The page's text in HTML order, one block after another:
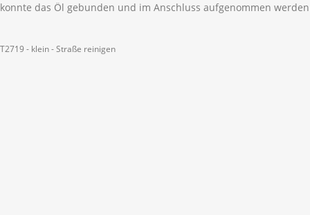
konnte das Öl gebunden und im Anschluss aufgenommen
T2719 - klein - Straße reinigen